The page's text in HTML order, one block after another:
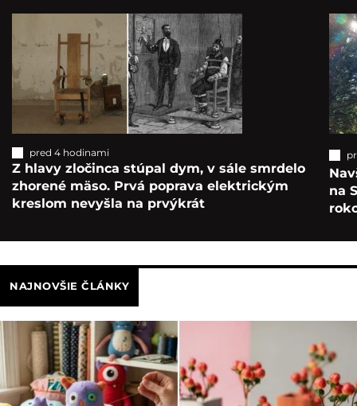
pred 4 hodinami
Z hlavy zločinca stúpal dym, v sále smrdelo
zhorené mäso. Prvá poprava elektrickým
kreslom nevyšla na prvýkrát
na
NAJNOVŠIE ČLÁNKY